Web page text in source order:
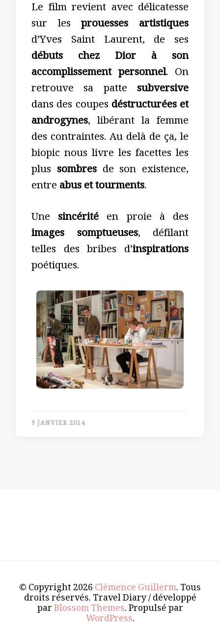
Le film revient avec délicatesse
sur lesprouesses artistiques
d’Yves Saint Laurent, de ses
débuts chez Dior à son
accomplissement personnel. On
retrouve sa patte subversive
dans des coupes déstructurées et
androgynes, libérant la femme
des contraintes. Au delà de ça, le
biopic nous livre les facettes les
plus sombresde son existence,
entre abus et tourments.
Unesincérité en proie à des
images somptueuses, défilant
telles des bribes d’inspirations
poétiques.
9 JANVIER 2014
© Copyright 2026 Clémence Guillerm. Tous
droits réservés. Travel Diary / développé
parBlossom Themes. Propulsé par
WordPress.